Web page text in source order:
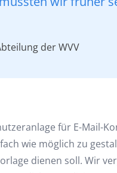
der WVV
für E-Mail-
wie möglich zu
dienen soll. Wir